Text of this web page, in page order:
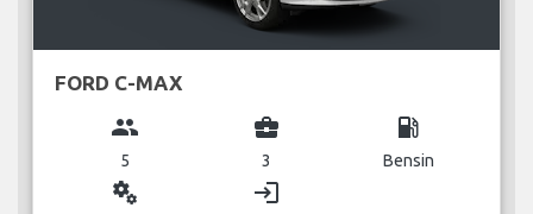
FORD C-MAX
group
5
business_center
3
local_gas_station
Bensin
miscellaneous_services login